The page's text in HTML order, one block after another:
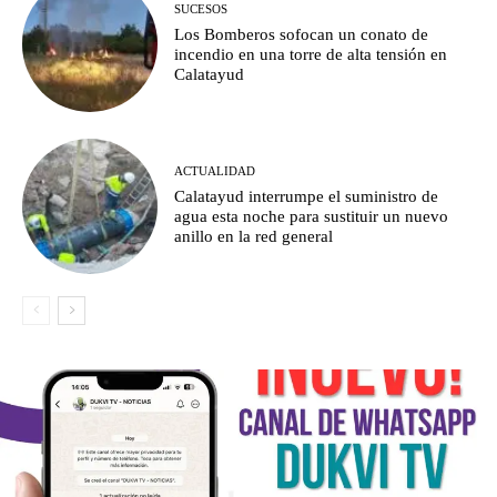
SUCESOS
Los Bomberos sofocan un conato de
incendio en una torre de alta tensión en
Calatayud
ACTUALIDAD
Calatayud interrumpe el suministro de
agua esta noche para sustituir un nuevo
anillo en la red general